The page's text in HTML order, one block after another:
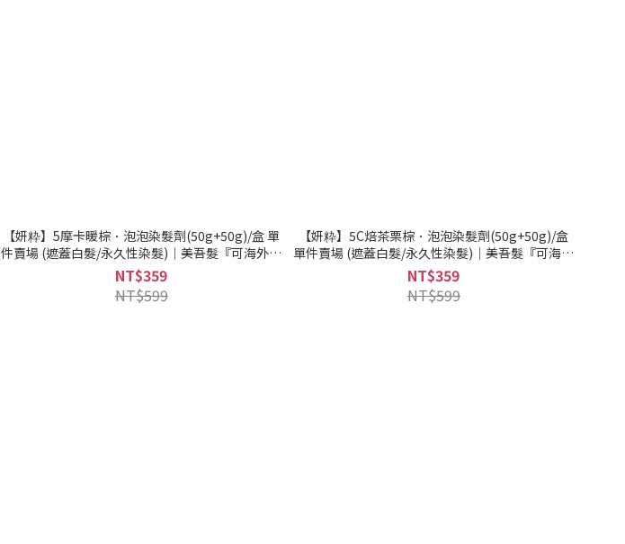
【妍粋】5摩卡暖棕．泡泡染髮劑(50g+50g)/盒 單
件賣場 (遮蓋白髮/永久性染髮)｜美吾髮『可海外配
送』
NT$359
NT$599
【妍粋】5C焙茶栗棕．泡泡染髮劑(50g+50g)/盒
單件賣場 (遮蓋白髮/永久性染髮)｜美吾髮『可海外
配送』
NT$359
NT$599